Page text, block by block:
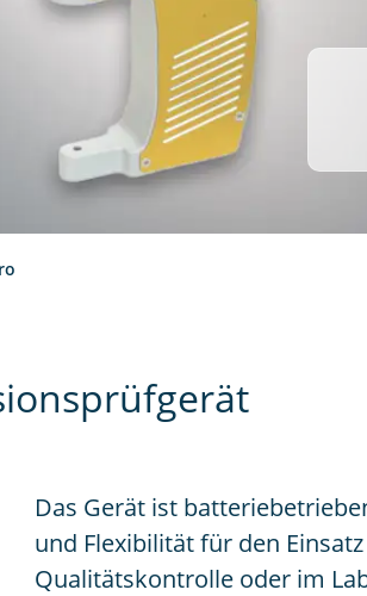
Das Gerät ist
und Flexibilität für den
Qualitätskontrolle oder im